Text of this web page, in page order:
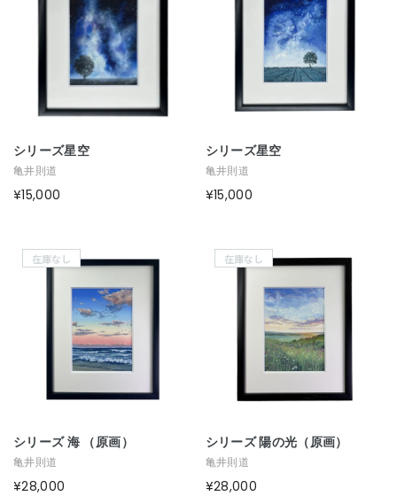
シリーズ星空
亀井則道
¥15,000
シリーズ星空
亀井則道
¥15,000
在庫なし
シリーズ 海 （原画）
亀井則道
¥28,000
在庫なし
シリーズ 陽の光（原画）
亀井則道
¥28,000